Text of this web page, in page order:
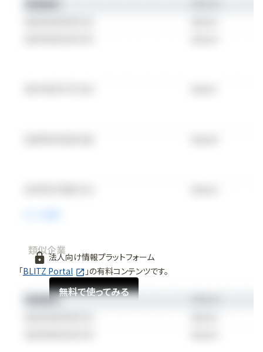
法人向け情報プラットフォーム
「BLITZ Portal 」の有料コンテンツです。
無料で使ってみる
類似企業